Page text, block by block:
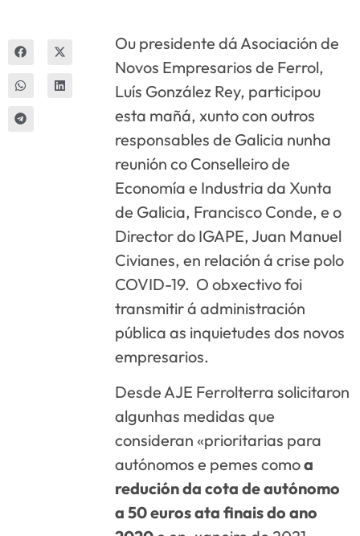
Ou presidente dá Asociación de
Novos Empresarios de Ferrol,
Luís González Rey, participou
esta mañá, xunto con outros
responsables de Galicia nunha
reunión co Conselleiro de
Economía e Industria da Xunta
de Galicia, Francisco Conde, e o
Director do IGAPE, Juan Manuel
Civianes, en relación á crise polo
COVID-19. O obxectivo foi
transmitir á administración
pública as inquietudes dos novos
empresarios.
Desde AJE Ferrolterra solicitaron
algunhas medidas que
consideran «prioritarias para
autónomos e pemes comoa
redución da cota de autónomo
a 50 euros ata finais do ano